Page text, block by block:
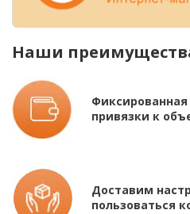
Наши
привязки к
Доставим
пользоваться